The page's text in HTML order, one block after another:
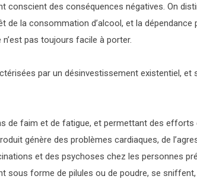
des conséquences négatives. On
la consommation d’alcool, et la dépendance
n’est pas toujours facile à porter.
par un désinvestissement existentiel, et
de faim et de fatigue, et permettant des efforts
génère des problèmes cardiaques, de
et des psychoses chez les personnes
sous forme de pilules ou de poudre, se sniffent